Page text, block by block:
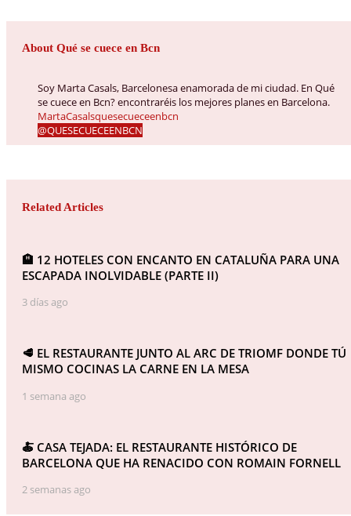
About Qué se cuece en Bcn
Soy Marta Casals, Barcelonesa enamorada de mi ciudad. En Qué
se cuece en Bcn? encontraréis los mejores planes en Barcelona.
MartaCasalsquesecueceenbcn
@QUESECUECEENBCN
Related Articles
🏨 12 HOTELES CON ENCANTO EN CATALUÑA PARA UNA
ESCAPADA INOLVIDABLE (PARTE II)
3 días ago
🥩 EL RESTAURANTE JUNTO AL ARC DE TRIOMF DONDE TÚ
MISMO COCINAS LA CARNE EN LA MESA
1 semana ago
🍝 CASA TEJADA: EL RESTAURANTE HISTÓRICO DE
BARCELONA QUE HA RENACIDO CON ROMAIN FORNELL
2 semanas ago